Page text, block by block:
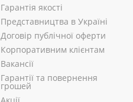
Гарантія якості
Представництва в Україні
Договір публічної оферти
Корпоративним клієнтам
Вакансії
Гарантії та повернення
грошей